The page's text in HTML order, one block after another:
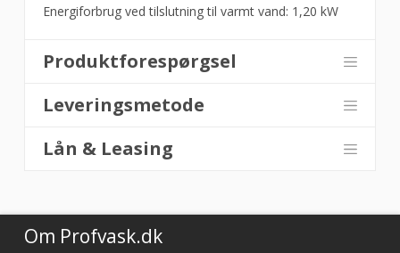
Energiforbrug ved tilslutning til varmt vand: 1,20 kW
Produktforespørgsel
Leveringsmetode
Lån & Leasing
Om Profvask.dk